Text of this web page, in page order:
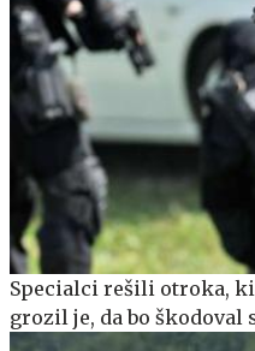
Specialci rešili otroka, ki
grozil je, da bo škodoval